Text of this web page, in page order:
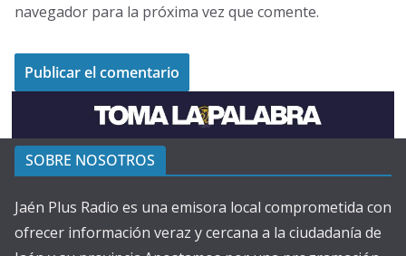
navegador para la próxima vez que comente.
SOBRE NOSOTROS
Jaén Plus Radio es una emisora local comprometida con
ofrecer información veraz y cercana a la ciudadanía de